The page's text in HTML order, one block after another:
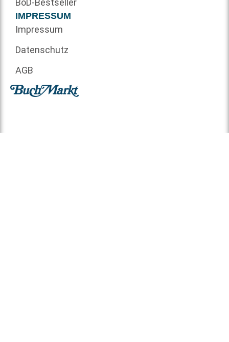
BoD-Bestseller
IMPRESSUM
Impressum
Datenschutz
AGB